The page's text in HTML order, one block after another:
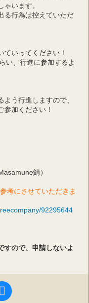
います。
る行為は控えていただ
いってください！
い、行進に参加するよ
う行進しますので、
参加ください！
鯖）
考にさせていただきま
92295644
すので、申請しないよ